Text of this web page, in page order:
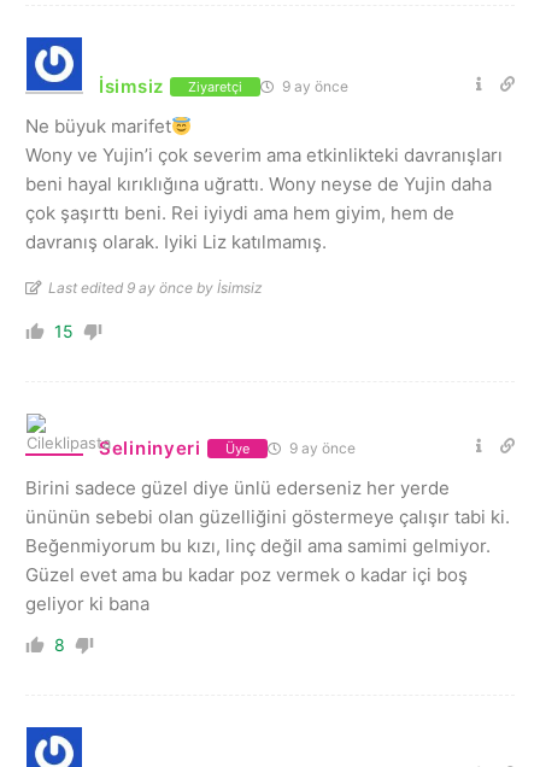
İsimsiz Ziyaretçi 9 ay önce
Ne büyuk marifet
Wony ve Yujin’i çok severim ama etkinlikteki davranışları
beni hayal kırıklığına uğrattı. Wony neyse de Yujin daha
çok şaşırttı beni. Rei iyiydi ama hem giyim, hem de
davranış olarak. Iyiki Liz katılmamış.
Last edited 9 ay önce by İsimsiz
15
Selininyeri Üye 9 ay önce
Birini sadece güzel diye ünlü ederseniz her yerde
ününün sebebi olan güzelliğini göstermeye çalışır tabi ki.
Beğenmiyorum bu kızı, linç değil ama samimi gelmiyor.
Güzel evet ama bu kadar poz vermek o kadar içi boş
geliyor ki bana
8